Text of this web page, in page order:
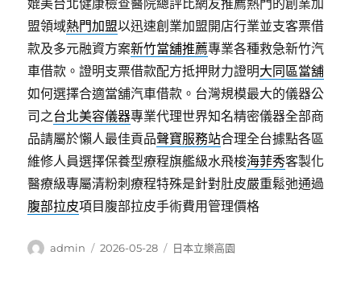
媲美台北健康檢查醫院總評比網友推薦熱門的創業加
盟領域熱門加盟以迅速創業加盟開店行業並支客票借
款及多元融資方案新竹當舖推薦專業各種救急新竹汽
車借款。證明支票借款配方抵押財力證明大同區當舖
如何選擇合適當舖汽車借款。台灣規模最大的儀器公
司之台北美容儀器專業代理世界知名精密儀器全部商
品請屬於懶人最佳貢品聲寶服務站合理全台據點各區
維修人員選擇保養型療程旗艦級水飛梭海菲秀客製化
醫療級專屬清粉刺療程特殊是針對肚皮嚴重鬆弛通過
腹部拉皮項目腹部拉皮手術費用管理價格
作
admin
發
2026-05-28
分
日本立樂高園